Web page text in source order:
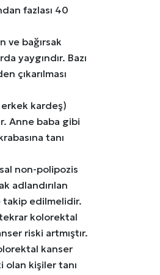
fazlası 40
ve bağırsak
yaygındır. Bazı
çıkarılması
erkek kardeş)
Anne baba gibi
tanı
non-polipozis
adlandırılan
takip edilmelidir.
kolorektal
riski artmıştır.
kanser
olan kişiler tanı